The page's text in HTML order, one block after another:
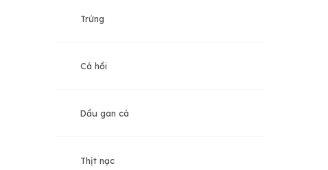
Trứng
Cá hồi
Dầu gan cá
Thịt nạc